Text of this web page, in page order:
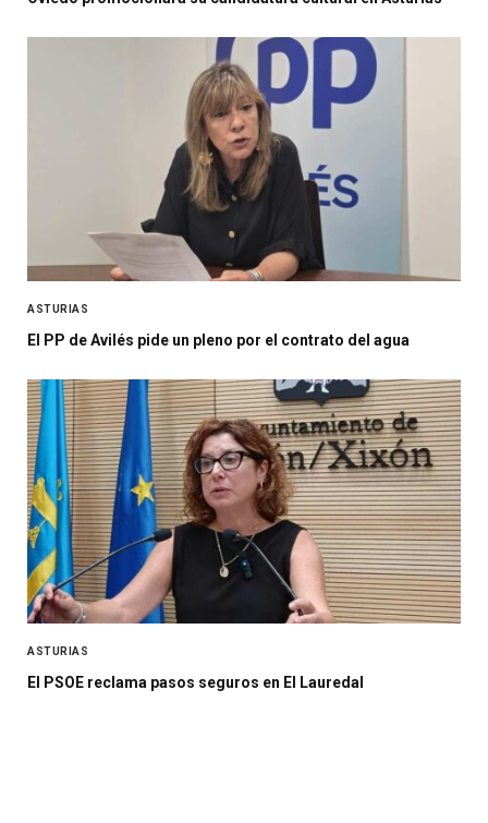
ASTURIAS
El PP de Avilés pide un pleno por el contrato del agua
ASTURIAS
El PSOE reclama pasos seguros en El Lauredal